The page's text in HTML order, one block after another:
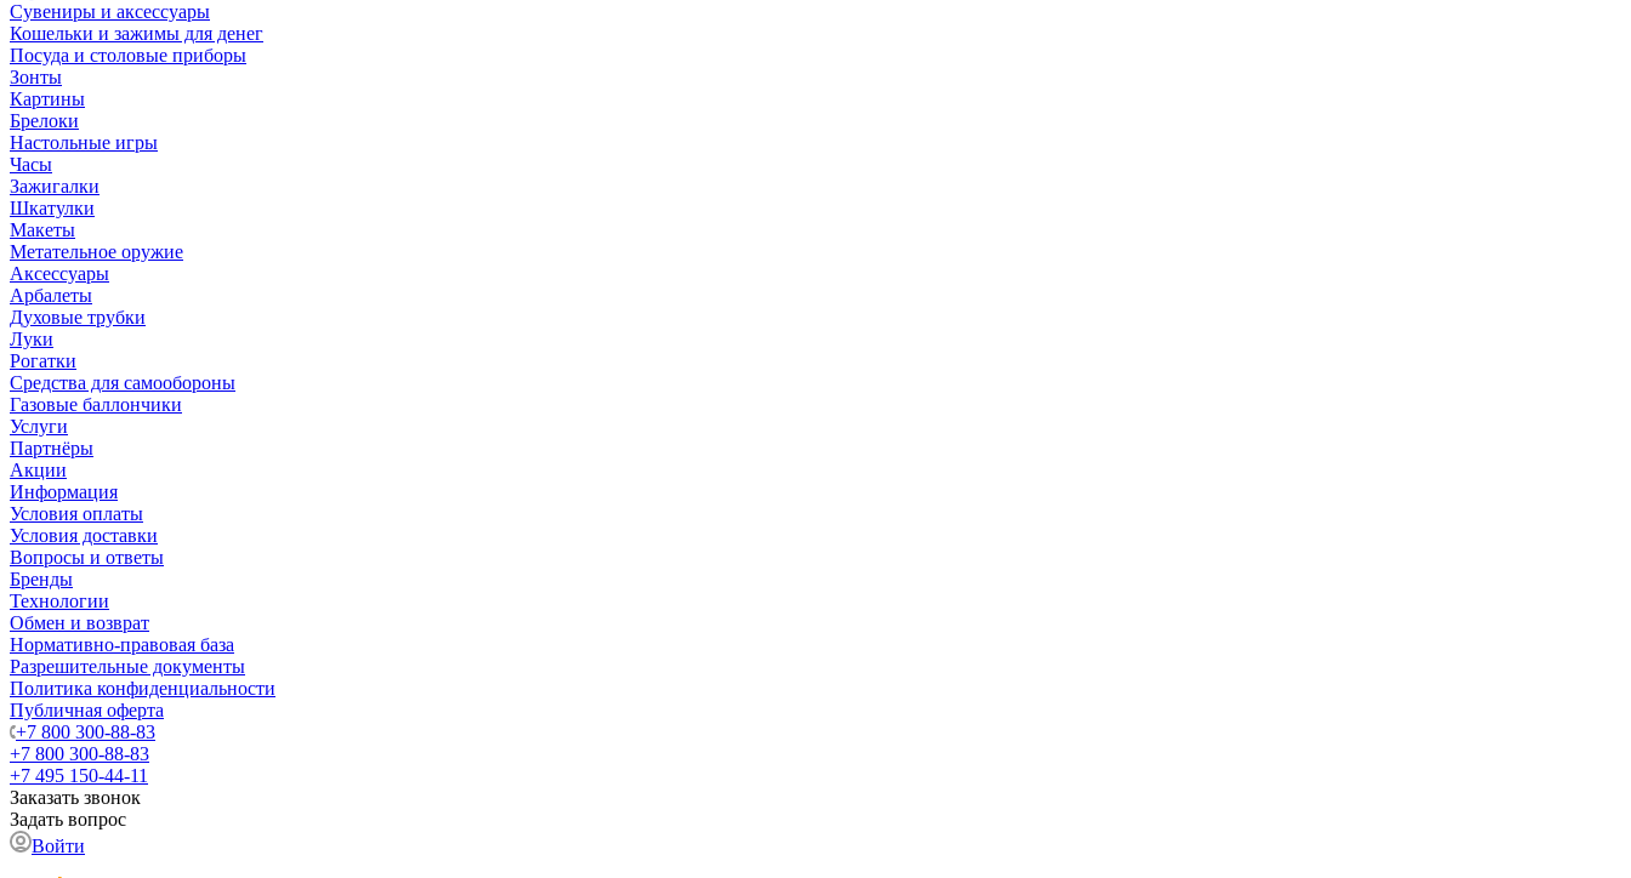
Сувениры и аксессуары
Кошельки и зажимы для денег
Посуда и столовые приборы
Зонты
Картины
Брелоки
Настольные игры
Часы
Зажигалки
Шкатулки
Макеты
Метательное оружие
Аксессуары
Арбалеты
Духовые трубки
Луки
Рогатки
Средства для самообороны
Газовые баллончики
Услуги
Партнёры
Акции
Информация
Условия оплаты
Условия доставки
Вопросы и ответы
Бренды
Технологии
Обмен и возврат
Нормативно-правовая база
Разрешительные документы
Политика конфиденциальности
Публичная оферта
+7 800 300-88-83
+7 800 300-88-83
+7 495 150-44-11
Заказать звонок
Задать вопрос
Войти